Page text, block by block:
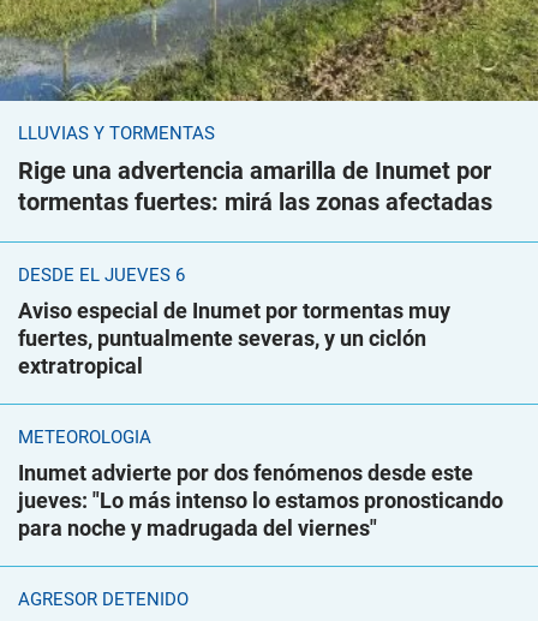
LLUVIAS Y TORMENTAS
Rige una advertencia amarilla de Inumet por
tormentas fuertes: mirá las zonas afectadas
DESDE EL JUEVES 6
Aviso especial de Inumet por tormentas muy
fuertes, puntualmente severas, y un ciclón
extratropical
METEOROLOGÍA
Inumet advierte por dos fenómenos desde este
jueves: "Lo más intenso lo estamos pronosticando
para noche y madrugada del viernes"
AGRESOR DETENIDO